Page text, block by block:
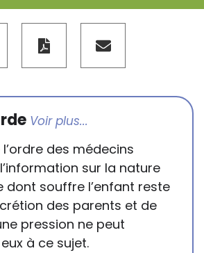
l’ordre des médecins
sur la nature
dont souffre l’enfant reste
des parents et de
pression ne peut
à ce sujet.